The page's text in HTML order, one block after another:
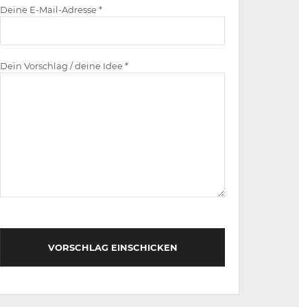
Deine E-Mail-Adresse *
Dein Vorschlag / deine Idee *